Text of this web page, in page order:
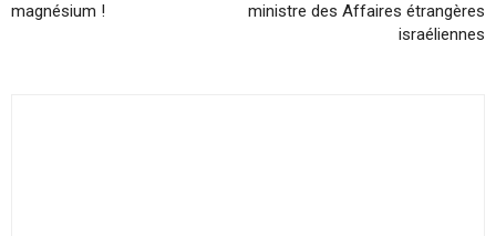
magnésium !
ministre des Affaires étrangères
israéliennes